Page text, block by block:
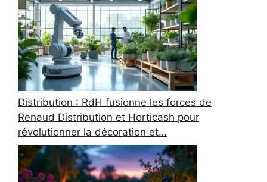
Distribution : RdH fusionne les forces de
Renaud Distribution et Horticash pour
révolutionner la décoration et…